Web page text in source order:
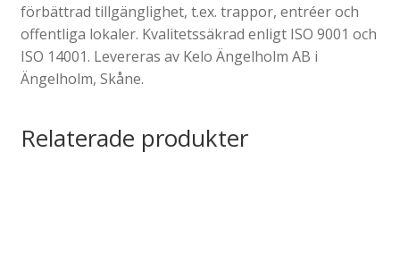
förbättrad tillgänglighet, t.ex. trappor, entréer och
offentliga lokaler. Kvalitetssäkrad enligt ISO 9001 och
ISO 14001. Levereras av Kelo Ängelholm AB i
Ängelholm, Skåne.
Relaterade produkter